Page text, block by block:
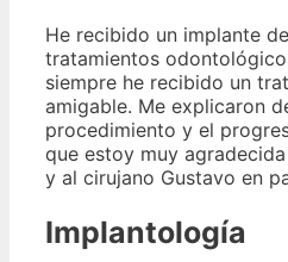
He recibido un implante
tratamientos
siempre he recibido un
amigable. Me explicaron
procedimiento y el
que estoy muy
y al cirujano Gustavo en
Implantología